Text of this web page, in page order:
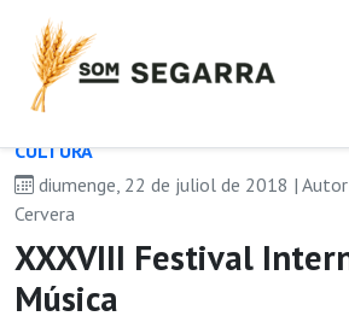
CULTURA
diumenge, 22 de juliol de 2018 |
Cervera
XXXVIII Festival
Música